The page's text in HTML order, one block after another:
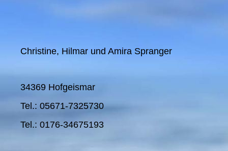
Christine, Hilmar und Amira Spranger
34369 Hofgeismar
Tel.: 05671-7325730
Tel.: 0176-34675193